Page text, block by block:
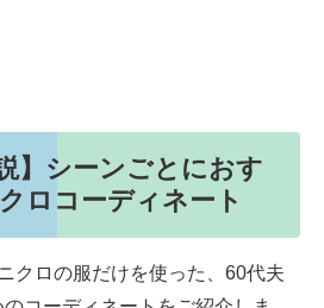
】シーンごとにおす
ロコーディネート
クロの服だけを使った、60代夫